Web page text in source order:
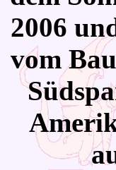
2006
vom